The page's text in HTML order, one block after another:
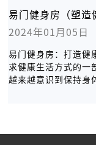
易门健身房（塑造
2024年01月05日
易门健身房：打造健
求健康生活方式的一
越来越意识到保持身